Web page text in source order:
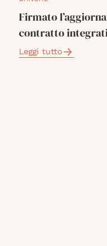
Firmato
contratto
Leggi tutto